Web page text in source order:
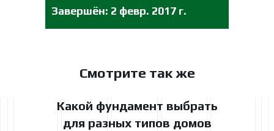
Завершён: 2 февр. 2017 г.
Смотрите так же
Какой фундамент выбрать
для разных типов домов